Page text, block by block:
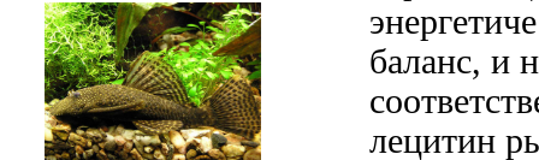
баланс, и
лецитин